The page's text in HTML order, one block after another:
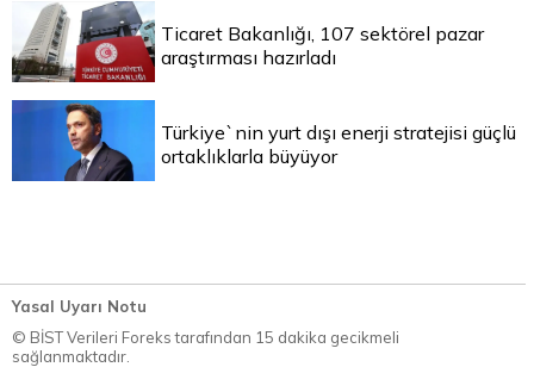
Ticaret Bakanlığı, 107 sektörel pazar
araştırması hazırladı
Türkiye`nin yurt dışı enerji stratejisi güçlü
ortaklıklarla büyüyor
Yasal Uyarı Notu
© BİST Verileri Foreks tarafından 15 dakika gecikmeli
sağlanmaktadır.